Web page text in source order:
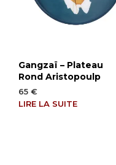
Gangzaï – Plateau
Rond Aristopoulp
65 €
LIRE LA SUITE